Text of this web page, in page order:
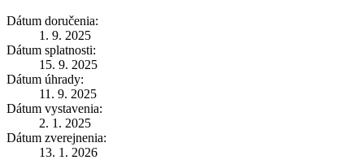
Dátum doručenia:
1. 9. 2025
Dátum splatnosti:
15. 9. 2025
Dátum úhrady:
11. 9. 2025
Dátum vystavenia:
2. 1. 2025
Dátum zverejnenia:
13. 1. 2026